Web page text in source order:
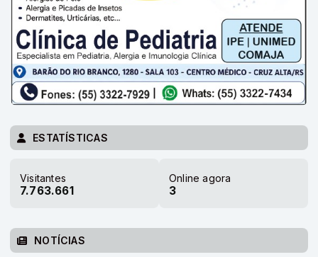
ESTATÍSTICAS
Visitantes
7.763.661
Online agora
3
NOTÍCIAS